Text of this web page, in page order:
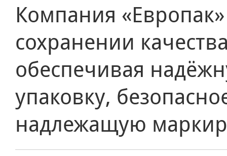
Компания
сохранении
обеспечивая
упаковку,
надлежащую